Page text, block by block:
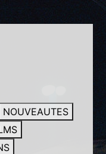
NOUVEAUTES